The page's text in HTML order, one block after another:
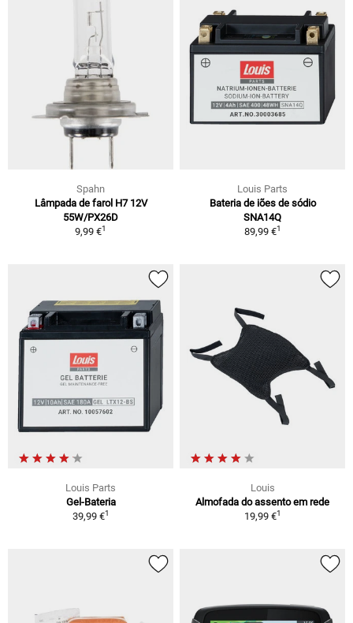
Spahn
Lâmpada de farol H7 12V
55W/PX26D
9,99 €1
Louis Parts
Bateria de iões de sódio
SNA14Q
89,99 €1
Louis Parts
Gel-Bateria
39,99 €1
Louis
Almofada do assento em rede
19,99 €1